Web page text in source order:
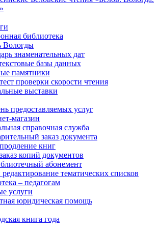
библиотека
Вологды
знаменательных дат
базы данных
памятники
проверки скорости чтения
выставки
предоставляемых услуг
магазин
справочная служба
заказ документа
книг
копий документов
абонемент
редактирование тематических списков
– педагогам
услуги
юридическая помощь
книга года